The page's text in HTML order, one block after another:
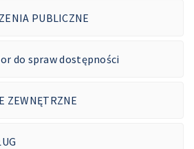
PUBLICZNE
do spraw dostępności
ZEWNĘTRZNE